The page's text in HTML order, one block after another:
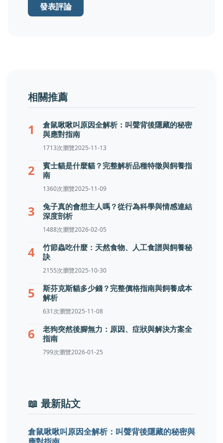
發表評論
相關推薦
1
倉鼠啾啾叫原因全解析：叫聲背後隱藏的秘密
與應對指南
1713次瀏覽2025-11-13
2
賓士貓是什麼貓？完整解析品種特徵與飼養指
南
1360次瀏覽2025-11-09
3
兔子真的會想主人嗎？從行為科學與情感連結
深度剖析
1488次瀏覽2026-02-05
4
竹節蟲吃什麼：天然食物、人工食譜與飼養秘
訣
2155次瀏覽2025-10-30
5
斯芬克斯貓多少錢？完整價格指南與飼養成本
解析
631次瀏覽2025-11-08
6
老狗突然後腳無力：原因、症狀與解決方案全
指南
799次瀏覽2026-01-25
📖 最新貼文
倉鼠啾啾叫原因全解析：叫聲背後隱藏的秘密與